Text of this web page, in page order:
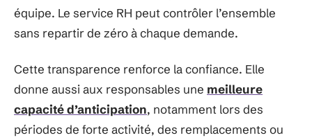
équipe. Le service RH peut contrôler l’ensemble
sans repartir de zéro à chaque demande.
Cette transparence renforce la confiance. Elle
donne aussi aux responsables une meilleure
capacité d’anticipation, notamment lors des
périodes de forte activité, des remplacements ou